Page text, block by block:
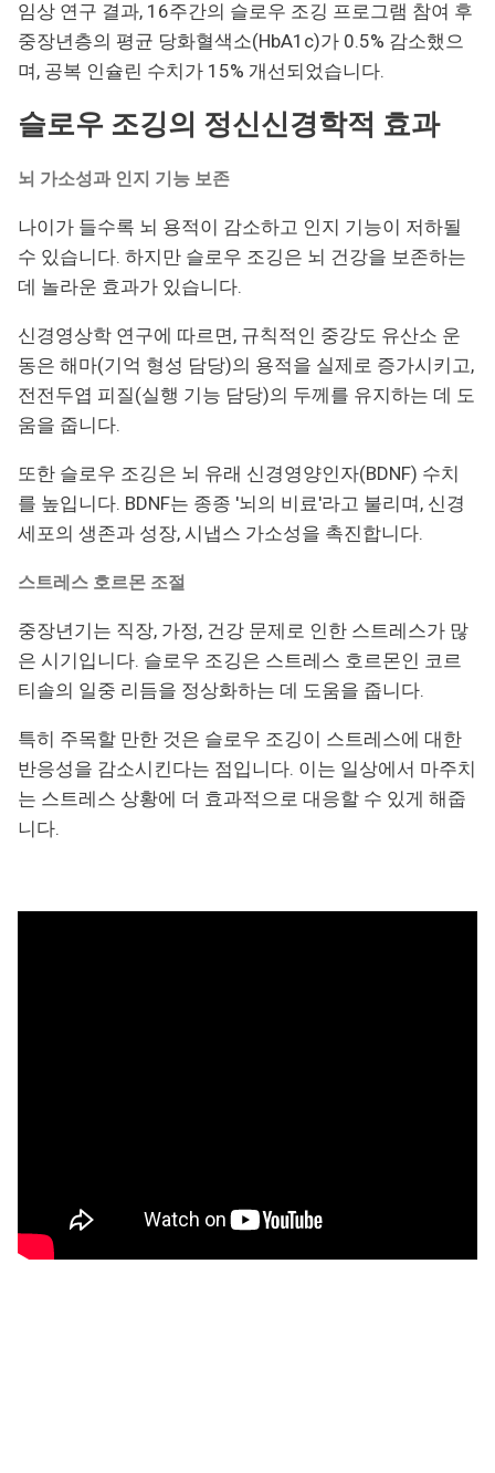
임상 연구 결과, 16주간의 슬로우 조깅 프로그램 참여 후
중장년층의 평균 당화혈색소(HbA1c)가 0.5% 감소했으
며, 공복 인슐린 수치가 15% 개선되었습니다.
슬로우 조깅의 정신신경학적 효과
뇌 가소성과 인지 기능 보존
나이가 들수록 뇌 용적이 감소하고 인지 기능이 저하될
수 있습니다. 하지만 슬로우 조깅은 뇌 건강을 보존하는
데 놀라운 효과가 있습니다.
신경영상학 연구에 따르면, 규칙적인 중강도 유산소 운
동은 해마(기억 형성 담당)의 용적을 실제로 증가시키고,
전전두엽 피질(실행 기능 담당)의 두께를 유지하는 데 도
움을 줍니다.
또한 슬로우 조깅은 뇌 유래 신경영양인자(BDNF) 수치
를 높입니다. BDNF는 종종 '뇌의 비료'라고 불리며, 신경
세포의 생존과 성장, 시냅스 가소성을 촉진합니다.
스트레스 호르몬 조절
중장년기는 직장, 가정, 건강 문제로 인한 스트레스가 많
은 시기입니다. 슬로우 조깅은 스트레스 호르몬인 코르
티솔의 일중 리듬을 정상화하는 데 도움을 줍니다.
특히 주목할 만한 것은 슬로우 조깅이 스트레스에 대한
반응성을 감소시킨다는 점입니다. 이는 일상에서 마주치
는 스트레스 상황에 더 효과적으로 대응할 수 있게 해줍
니다.